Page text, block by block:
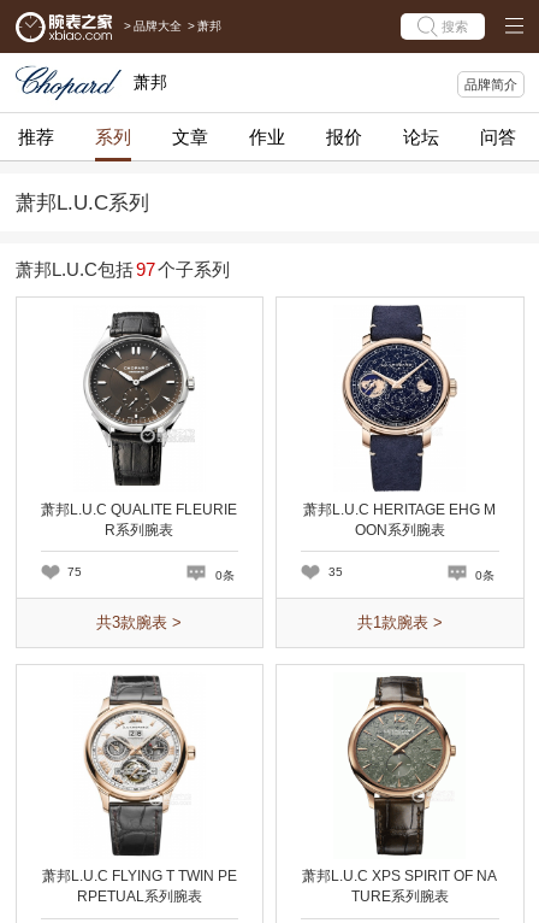
> 品牌大全 > 萧邦 搜索
萧邦 品牌简介
推荐 系列 文章 作业 报价 论坛 问答
萧邦L.U.C系列
萧邦L.U.C包括97个子系列
萧邦L.U.C QUALITE FLEURIE
R系列腕表
75 0条
共3款腕表 >
萧邦L.U.C HERITAGE EHG M
OON系列腕表
35 0条
共1款腕表 >
萧邦L.U.C FLYING T TWIN PE
RPETUAL系列腕表
萧邦L.U.C XPS SPIRIT OF NA
TURE系列腕表